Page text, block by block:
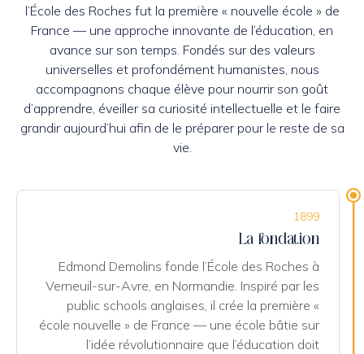
l’École des Roches fut la première « nouvelle école » de
France — une approche innovante de l’éducation, en
avance sur son temps. Fondés sur des valeurs
universelles et profondément humanistes, nous
accompagnons chaque élève pour nourrir son goût
d’apprendre, éveiller sa curiosité intellectuelle et le faire
grandir aujourd’hui afin de le préparer pour le reste de sa
vie.
1899
La fondation
Edmond Demolins fonde l’École des Roches à
Verneuil-sur-Avre, en Normandie. Inspiré par les
public schools anglaises, il crée la première «
école nouvelle » de France — une école bâtie sur
l’idée révolutionnaire que l’éducation doit